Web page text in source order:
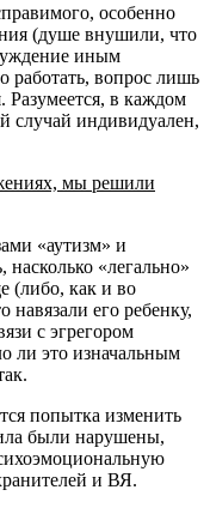
особенно
(душе внушили, что
иным
вопрос лишь
Разумеется, в каждом
случай индивидуален,
мы решили
«аутизм» и
«легально»
(либо, как и во
навязали его ребенку,
с эгрегором
ли это изначальным
попытка изменить
были нарушены,
и ВЯ.